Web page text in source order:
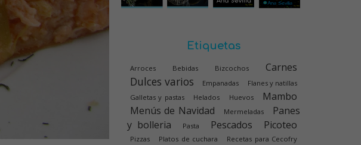
Etiquetas
Arroces Bebidas Bizcochos Carnes
Dulces varios Empanadas
Flanes y natillas
Galletas y pastas
Helados Huevos
Mambo
Menús de Navidad
Mermeladas
Panes
y bolleria
Pasta Pescados Picoteo
Pizzas Platos de cuchara Recetas para Cecofry